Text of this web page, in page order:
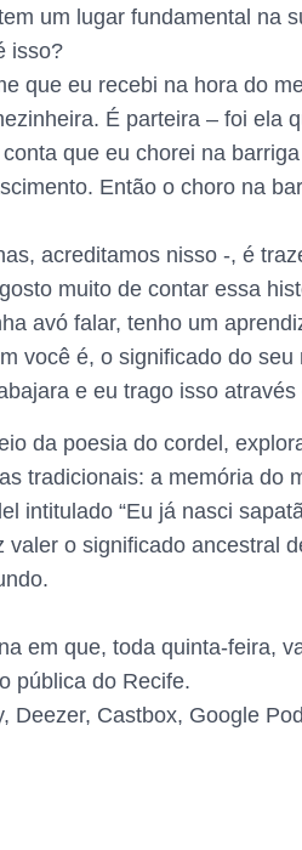
um lugar fundamental na
isso?
que eu recebi na hora do
É parteira – foi ela
que eu chorei na
Então o choro na
acreditamos nisso -, é
muito de contar essa
avó falar, tenho um
você é, o significado do
e eu trago isso
da poesia do cordel,
tradicionais: a memória do
intitulado “Eu já nasci
o significado ancestral
em que, toda quinta-feira,
pública do Recife.
Castbox, Google